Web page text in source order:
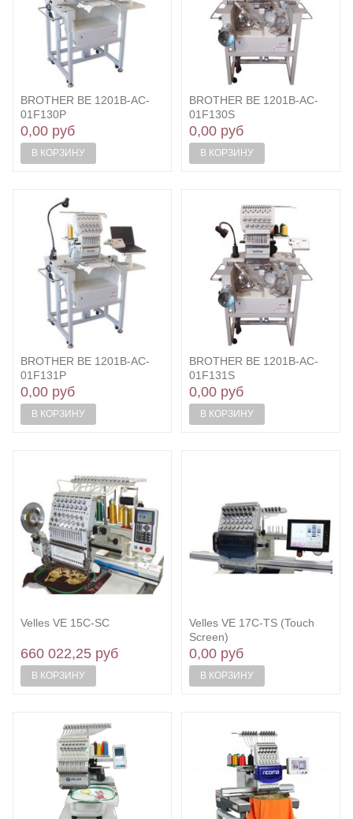
BROTHER BE 1201B-AC-
01F130P
0,00 руб
В КОРЗИНУ
BROTHER BE 1201B-AC-
01F130S
0,00 руб
В КОРЗИНУ
BROTHER BE 1201B-AC-
01F131P
0,00 руб
В КОРЗИНУ
BROTHER BE 1201B-AC-
01F131S
0,00 руб
В КОРЗИНУ
Velles VE 15C-SC
660 022,25 руб
В КОРЗИНУ
Velles VE 17C-TS (Touch
Screen)
0,00 руб
В КОРЗИНУ